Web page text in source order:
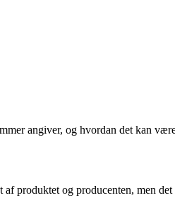
angiver, og hvordan det kan
produktet og producenten, men